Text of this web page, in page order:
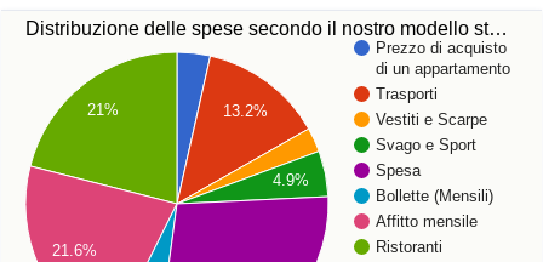
Distribuzione delle spese secondo il nostro modello st…
Prezzo di acquisto
di un appartamento
Trasporti
Vestiti e Scarpe
Svago e Sport
Spesa
Bollette (Mensili)
Affitto mensile
Ristoranti
13.2%
4.9%
21%
21.6%